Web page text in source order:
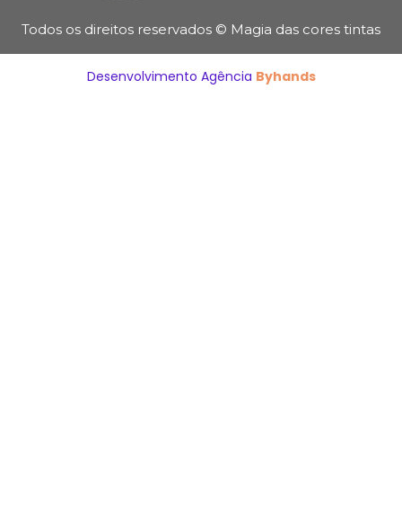
Todos os direitos reservados © Magia das cores tintas
Desenvolvimento Agência Byhands